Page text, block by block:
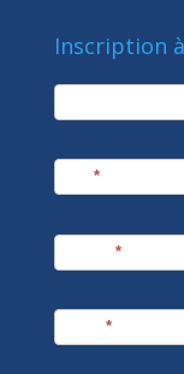
Inscription
newsletter
*
*
*